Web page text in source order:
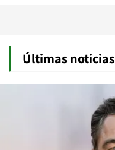
Últimas noticias